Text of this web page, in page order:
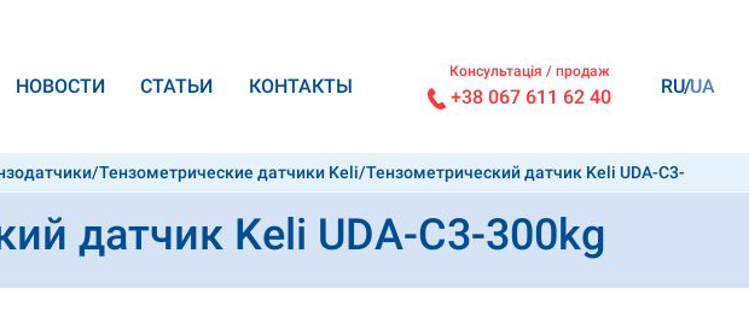
НОВОСТИ CТАТЬИ КОНТАКТЫ
Консультація / продаж
+38 067 611 62 40 RU UA
/Тензометрические датчики Keli/Тензометрический датчик Keli UDA-C3-
датчик Keli UDA-C3-300kg